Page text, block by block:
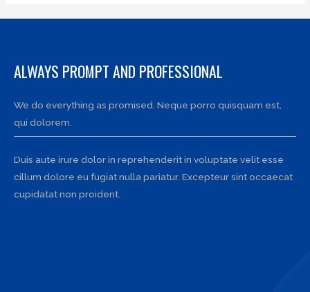
ALWAYS PROMPT AND PROFESSIONAL
We do everything as promised. Neque porro quisquam est,
qui dolorem.
Duis aute irure dolor in reprehenderit in voluptate velit esse
cillum dolore eu fugiat nulla pariatur. Excepteur sint occaecat
cupidatat non proident.